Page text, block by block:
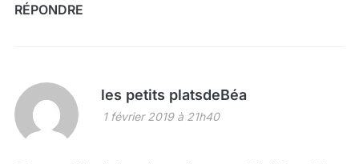
RÉPONDRE
les petits platsdeBéa
1 février 2019 à 21h40